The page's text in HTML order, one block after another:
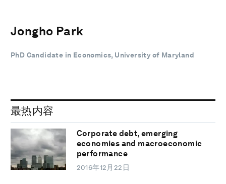
Jongho Park
PhD Candidate in Economics, University of Maryland
最热内容
Corporate debt, emerging
economies and macroeconomic
performance
2016年12月22日